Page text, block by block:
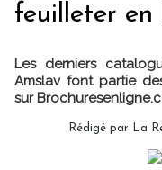
feuilleter en
Les derniers
Amslav font partie
sur
Rédigé par La